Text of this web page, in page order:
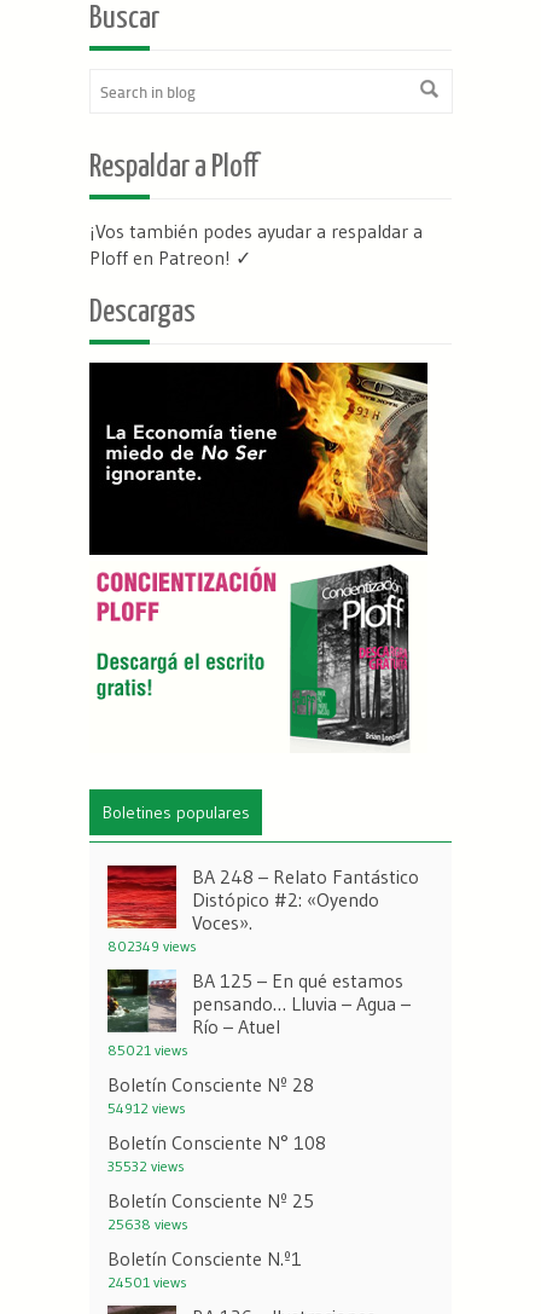
Buscar
Respaldar a Ploff
¡Vos también podes ayudar a respaldar a
Ploff en Patreon! ✓
Descargas
Boletines populares
BA 248 – Relato Fantástico
Distópico #2: «Oyendo
Voces».
802349 views
BA 125 – En qué estamos
pensando… Lluvia – Agua –
Río – Atuel
85021 views
Boletín Consciente Nº 28
54912 views
Boletín Consciente N° 108
35532 views
Boletín Consciente Nº 25
25638 views
Boletín Consciente N.º1
24501 views